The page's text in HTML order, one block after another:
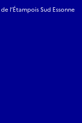
l’Étampois Sud Essonne